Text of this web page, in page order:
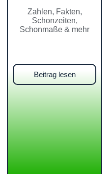
Zahlen, Fakten,
Schonzeiten,
Schonmaße & mehr
Beitrag lesen